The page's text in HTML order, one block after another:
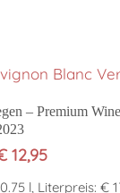
In den
– Premium
12,95Aktueller
l, Literpreis: €